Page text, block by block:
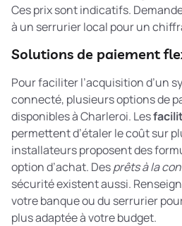
Ces prix sont indicatifs.
à un serrurier local pour un
Solutions de paiement
Pour faciliter l’acquisition d’un
connecté, plusieurs options de
disponibles à Charleroi. Les
permettent d’étaler le coût sur
installateurs proposent des
option d’achat. Desprêts à la
sécurité existent aussi.
votre banque ou du serrurier
plus adaptée à votre budget.